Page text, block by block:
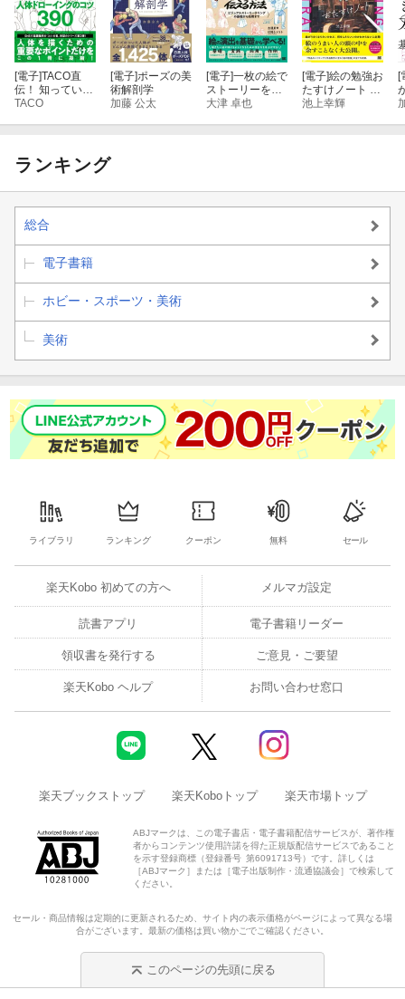
・イラストレーター、アニメーター、グラフィッカー
・始めたばかりの初心者から、ハイアマチュア・プロクラスの上
級者まで
〈本書の内容〉
・パースを使わない背景・投影図法・アイレベルの考え方・パー
スの基本・1点透視・2点透視・3点透視・魚眼パース・パノラマパ
ース・人物とパース・風景画のパース・画角と絵の印象・人間の
見ている世界・間違えやすいパース ...ほか
●描写
・陰影の基本・順光・逆光・完成度を高く見せるコツ・色の決め
方・木漏れ日のしくみ・表面下散乱について・絵に物語を与える
る・構図いろいろ ...ほか
⚫︎資料
ト・里山の風景・時間や天候による変化・照明の明るさ ...ほか
⚫︎メイキング
・厚塗りの基本・雲について・水について・森について・山につ
いて・路地裏について・昼の街並み・雨の夜景 ...ほか
〈プロフィール〉
吉田誠治
ー。背景グラフィッカーとして多数のゲーム制作に携わるほか、
ン』装画、『月刊 建築知識』装画、『東京ゲームショウVR202
3』メインビジュアル など。著書として『ものがたりの家 -吉田誠
治 美術設定集-』（パイインターナショナル）、『吉田誠治作品集
＆パース徹底テクニック』（玄光社）がある。
[電子]TACO直
伝！ 知っている
だけで劇的に上
TACO
[電子]ポーズの美
術解剖学
加藤 公太
[電子]一枚の絵で
ストーリーを伝
える方法 ビジュ
大津 卓也
[電子]絵の勉強お
たすけノート う
まい人がコツコ
池上幸輝
[
ランキング
総合
電子書籍
ホビー・スポーツ・美術
美術
ライブラリ ランキング クーポン 無料 セール
楽天Kobo 初めての方へ メルマガ設定
読書アプリ 電子書籍リーダー
領収書を発行する ご意見・ご要望
楽天Kobo ヘルプ お問い合わせ窓口
楽天ブックストップ 楽天Koboトップ 楽天市場トップ
ABJマークは、この電子書店・電子書籍配信サービスが、著作権
者からコンテンツ使用許諾を得た正規版配信サービスであること
を示す登録商標（登録番号 第6091713号）です。詳しくは
［ABJマーク］または［電子出版制作・流通協議会］で検索して
ください。
セール・商品情報は定期的に更新されるため、サイト内の表示価格がページによって異なる場
合がございます。最新の価格は買い物かごでご確認ください。
このページの先頭に戻る